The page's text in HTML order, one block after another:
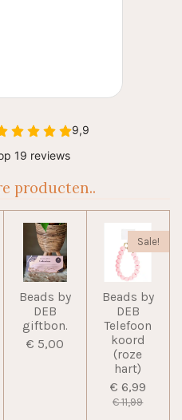
producten..
Beads by
DEB
giftbon.
€ 5,00
Sale!
Beads by
DEB
Telefoon
koord
(roze
hart)
€ 6,99
€ 11,99